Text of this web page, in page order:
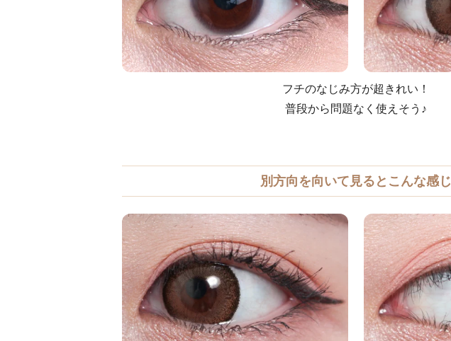
フチのなじみ方が超きれい！
普段から問題なく使えそう♪
別方向を向いて見るとこんな感じ